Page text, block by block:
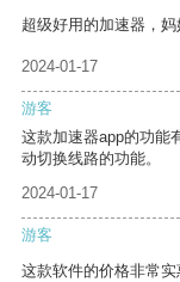
超级好用的加速器，
2024-01-17
游客
这款加速器app的功能
动切换线路的功能。
2024-01-17
游客
这款软件的价格非常实